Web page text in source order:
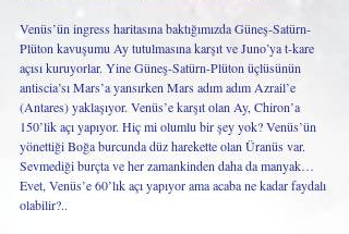
Venüs’ün ingress haritasına baktığımızda Güneş-Satürn-
Plüton kavuşumu Ay tutulmasına karşıt ve Juno’ya t-kare
açısı kuruyorlar. Yine Güneş-Satürn-Plüton üçlüsünün
antiscia’sı Mars’a yansırken Mars adım adım Azrail’e
(Antares) yaklaşıyor. Venüs’e karşıt olan Ay, Chiron’a
150’lik açı yapıyor. Hiç mi olumlu bir şey yok? Venüs’ün
yönettiği Boğa burcunda düz harekette olan Üranüs var.
Sevmediği burçta ve her zamankinden daha da manyak…
Evet, Venüs’e 60’lık açı yapıyor ama acaba ne kadar faydalı
olabilir?..